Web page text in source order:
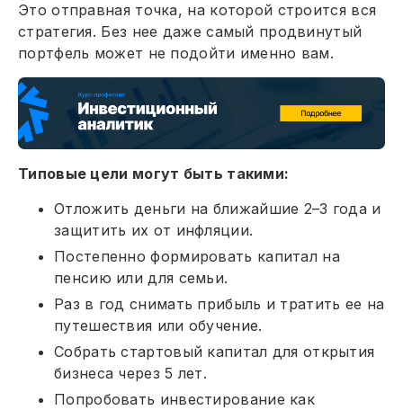
Это отправная точка, на которой строится вся
стратегия. Без нее даже самый продвинутый
портфель может не подойти именно вам.
Типовые цели могут быть такими:
Отложить деньги на ближайшие 2–3 года и
защитить их от инфляции.
Постепенно формировать капитал на
пенсию или для семьи.
Раз в год снимать прибыль и тратить ее на
путешествия или обучение.
Собрать стартовый капитал для открытия
бизнеса через 5 лет.
Попробовать инвестирование как